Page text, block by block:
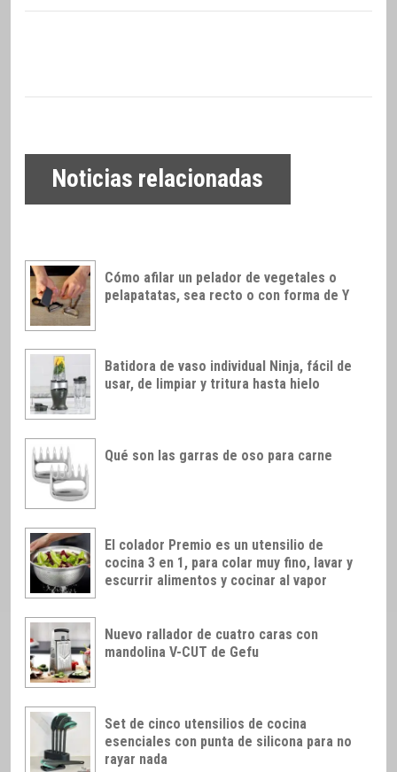
Noticias relacionadas
Cómo afilar un pelador de vegetales o
pelapatatas, sea recto o con forma de Y
Batidora de vaso individual Ninja, fácil de
usar, de limpiar y tritura hasta hielo
Qué son las garras de oso para carne
El colador Premio es un utensilio de
cocina 3 en 1, para colar muy fino, lavar y
escurrir alimentos y cocinar al vapor
Nuevo rallador de cuatro caras con
mandolina V-CUT de Gefu
Set de cinco utensilios de cocina
esenciales con punta de silicona para no
rayar nada